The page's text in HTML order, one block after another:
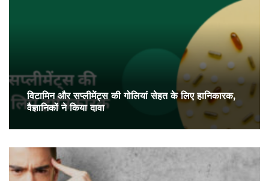
विटामिन और सप्लीमेंट्स की गोलियां सेहत के लिए हानिकारक,
वैज्ञानिकों ने किया दावा